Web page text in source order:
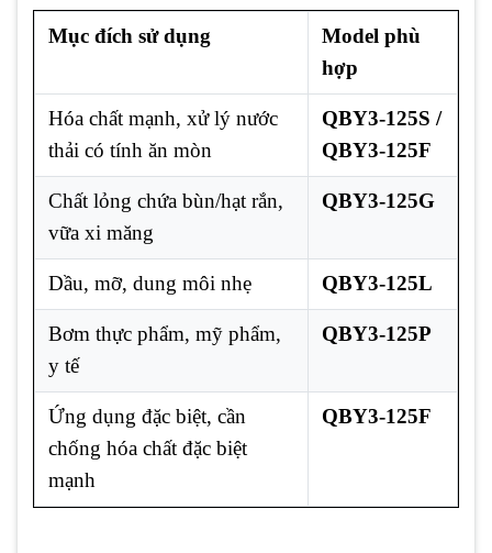
Mục đích sử dụng
Model phù
hợp
Hóa chất mạnh, xử lý nước
thải có tính ăn mòn
QBY3-125S /
QBY3-125F
Chất lỏng chứa bùn/hạt rắn,
vữa xi măng
QBY3-125G
Dầu, mỡ, dung môi nhẹ QBY3-125L
Bơm thực phẩm, mỹ phẩm,
y tế
QBY3-125P
Ứng dụng đặc biệt, cần
chống hóa chất đặc biệt
mạnh
QBY3-125F